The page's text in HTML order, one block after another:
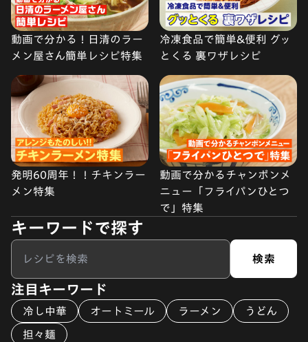
動画で分かる！日清のラー
メン屋さん簡単レシピ特集
冷凍食品で簡単&便利 グッ
とくる 裏ワザレシピ
発明60周年！！チキンラー
メン特集
動画で分かるチャンポンメ
ニュー「フライパンひとつ
で」特集
キーワードで探す
検索
注目キーワード
冷し中華 オートミール ラーメン うどん
担々麺